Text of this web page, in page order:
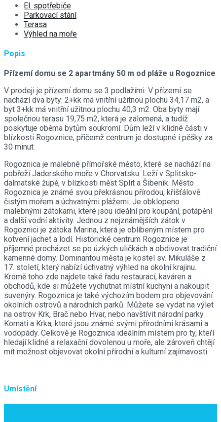
El. spotřebiče
Parkovací stání
Terasa
Výhled na moře
Popis
Přízemí domu se 2 apartmány 50 m od pláže u Rogoznice
V prodeji je přízemí domu se 3 podlažími. V přízemí se
nachází dva byty: 2+kk má vnitřní užitnou plochu 34,17 m2, a
byt 3+kk má vnitřní užitnou plochu 40,3 m2. Oba byty mají
společnou terasu 19,75 m2, která je zalomená, a tudíž
poskytuje oběma bytům soukromí. Dům leží v klidné části v
blízkosti Rogoznice, přičemž centrum je dostupné i pěšky za
30 minut.
Rogoznica je malebné přímořské město, které se nachází na
pobřeží Jaderského moře v Chorvatsku. Leží v Splitsko-
dalmatské župě, v blízkosti měst Split a Šibenik. Město
Rogoznica je známé svou překrásnou přírodou, křišťálově
čistým mořem a úchvatnými plážemi. Je obklopeno
malebnými zátokami, které jsou ideální pro koupání, potápění
a další vodní aktivity. Jednou z nejznámějších zátok v
Rogoznici je zátoka Marina, která je oblíbeným místem pro
kotvení jachet a lodí. Historické centrum Rogoznice je
příjemné procházet se po úzkých uličkách a obdivovat tradiční
kamenné domy. Dominantou města je kostel sv. Mikuláše z
17. století, který nabízí úchvatný výhled na okolní krajinu.
Kromě toho zde najdete také řadu restaurací, kaváren a
obchodů, kde si můžete vychutnat místní kuchyni a nakoupit
suvenýry. Rogoznica je také výchozím bodem pro objevování
okolních ostrovů a národních parků. Můžete se vydat na výlet
na ostrov Krk, Brač nebo Hvar, nebo navštívit národní parky
Kornati a Krka, které jsou známé svými přírodními krásami a
vodopády. Celkově je Rogoznica ideálním místem pro ty, kteří
hledají klidné a relaxační dovolenou u moře, ale zároveň chtějí
mít možnost objevovat okolní přírodní a kulturní zajímavosti.
Umístění